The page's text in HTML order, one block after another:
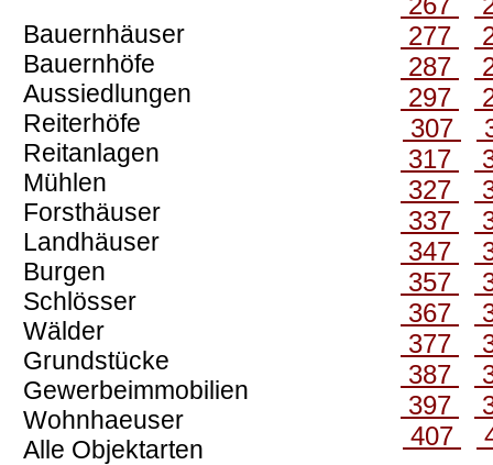
Bauernhäuser
Bauernhöfe
Aussiedlungen
Reiterhöfe
Reitanlagen
Mühlen
Forsthäuser
Landhäuser
Burgen
Schlösser
Wälder
Grundstücke
Gewerbeimmobilien
Wohnhaeuser
Alle Objektarten
277
287
297
307
317
327
337
347
357
367
377
387
397
407